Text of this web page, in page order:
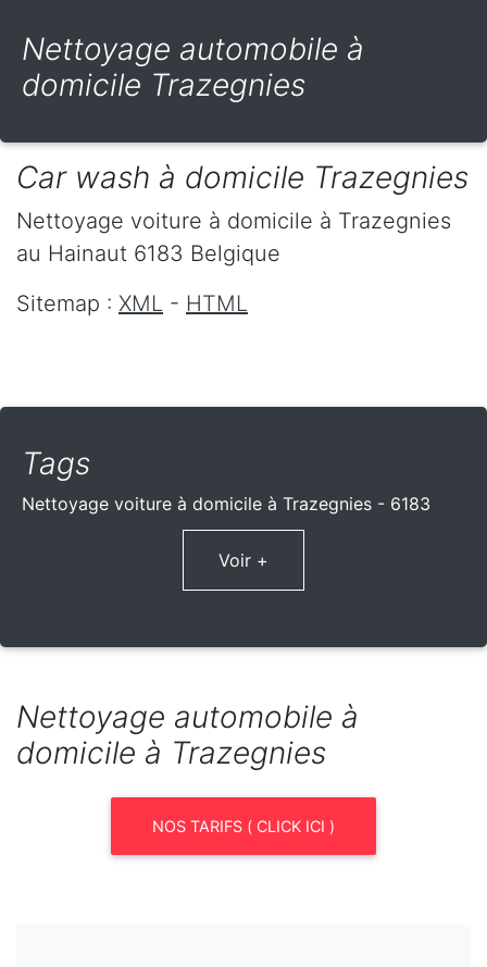
Nettoyage automobile à
domicile Trazegnies
Car wash à domicile Trazegnies
Nettoyage voiture à domicile à Trazegnies
au Hainaut 6183 Belgique
Sitemap : XML - HTML
Tags
Nettoyage voiture à domicile à Trazegnies - 6183
Voir +
Nettoyage automobile à
domicile à Trazegnies
NOS TARIFS ( CLICK ICI )